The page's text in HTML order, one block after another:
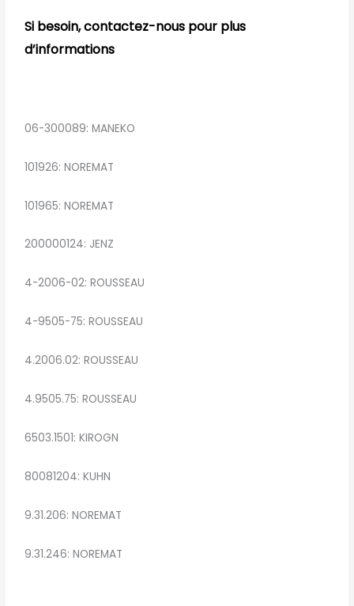
Si besoin, contactez-nous pour plus
d’informations
06-300089: MANEKO
101926: NOREMAT
101965: NOREMAT
200000124: JENZ
4-2006-02: ROUSSEAU
4-9505-75: ROUSSEAU
4.2006.02: ROUSSEAU
4.9505.75: ROUSSEAU
6503.1501: KIROGN
80081204: KUHN
9.31.206: NOREMAT
9.31.246: NOREMAT